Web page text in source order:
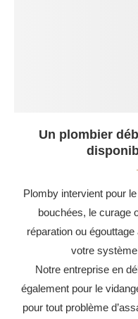
Un plombier
Plomby intervient pour
bouchées, le curage
réparation ou
votre
Notre entreprise en
également pour le
pour tout problème